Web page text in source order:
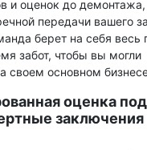
и оценок до
передачи вашего
берет на себя весь
забот, чтобы вы могли
своем основном
оценка